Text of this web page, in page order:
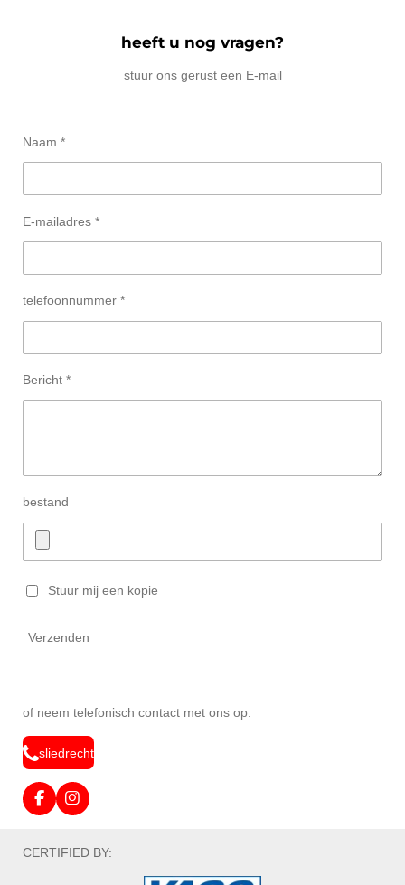
heeft u nog vragen?
stuur ons gerust een E-mail
Naam *
E-mailadres *
telefoonnummer *
Bericht *
bestand
Stuur mij een kopie
Verzenden
of neem telefonisch contact met ons op:
sliedrecht
F
a
e
I
n
t
CERTIFIED BY: